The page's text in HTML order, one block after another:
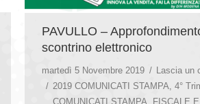
PAVULLO –
scontrino elettronico
martedì 5 Novembre 2019
Lascia un
2019 COMUNICATI STAMPA 4°
COMUNICATI STAMPA
FISCALE E